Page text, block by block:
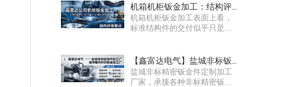
机箱机柜钣金加工：结构评
审要点、打样标准···
机箱机柜钣金加工表面上看，
标准结构件的交付似乎只是简
【鑫富达电气】盐城非标钣
金件加工厂：如何···
盐城非标精密钣金件定制加工
厂家，承接各种非标精密钣金